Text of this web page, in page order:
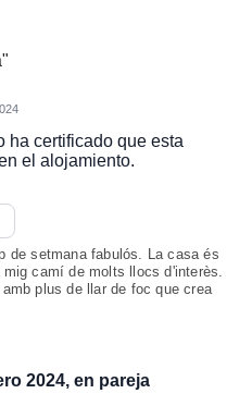
"
ha certificado que esta
el alojamiento.
de setmana fabulós. La casa és
camí de molts llocs d'interès.
plus de llar de foc que crea
2024, en pareja